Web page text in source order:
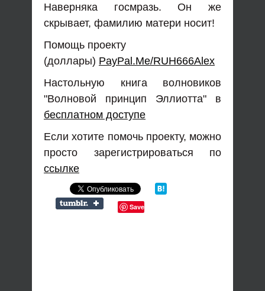
Наверняка госмразь. Он же
скрывает, фамилию матери носит!
Помощь проекту
(доллары) PayPal.Me/RUH666Alex
Настольную книга волновиков
"Волновой принцип Эллиотта" в
бесплатном доступе
Если хотите помочь проекту, можно
просто зарегистрироваться по
ссылке
Save